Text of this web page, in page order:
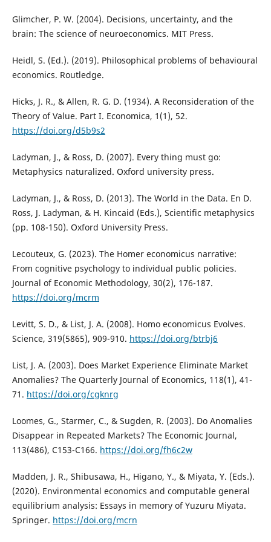
Glimcher, P. W. (2004). Decisions, uncertainty, and the
brain: The science of neuroeconomics. MIT Press.
Heidl, S. (Ed.). (2019). Philosophical problems of behavioural
economics. Routledge.
Hicks, J. R., & Allen, R. G. D. (1934). A Reconsideration of the
Theory of Value. Part I. Economica, 1(1), 52.
https://doi.org/d5b9s2
Ladyman, J., & Ross, D. (2007). Every thing must go:
Metaphysics naturalized. Oxford university press.
Ladyman, J., & Ross, D. (2013). The World in the Data. En D.
Ross, J. Ladyman, & H. Kincaid (Eds.), Scientific metaphysics
(pp. 108-150). Oxford University Press.
Lecouteux, G. (2023). The Homer economicus narrative:
From cognitive psychology to individual public policies.
Journal of Economic Methodology, 30(2), 176-187.
https://doi.org/mcrm
Levitt, S. D., & List, J. A. (2008). Homo economicus Evolves.
Science, 319(5865), 909-910. https://doi.org/btrbj6
List, J. A. (2003). Does Market Experience Eliminate Market
Anomalies? The Quarterly Journal of Economics, 118(1), 41-
71. https://doi.org/cgknrg
Loomes, G., Starmer, C., & Sugden, R. (2003). Do Anomalies
Disappear in Repeated Markets? The Economic Journal,
113(486), C153-C166. https://doi.org/fh6c2w
Madden, J. R., Shibusawa, H., Higano, Y., & Miyata, Y. (Eds.).
(2020). Environmental economics and computable general
equilibrium analysis: Essays in memory of Yuzuru Miyata.
Springer. https://doi.org/mcrn